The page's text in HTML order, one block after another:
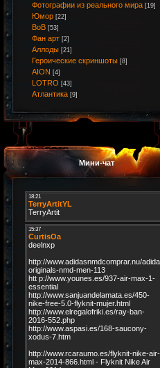
Фотографии из реального мира [19]
Юмор [22]
ВоВ [53]
Фан арт [2]
Аллоды [21]
Героические скриншоты [8]
AION [4]
LOTRO [43]
Атлантика [9]
Мини-чат